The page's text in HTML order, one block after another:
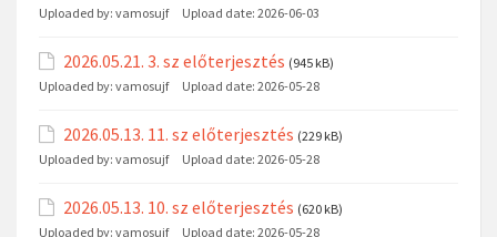
Uploaded by: vamosujf Upload date: 2026-06-03
2026.05.21. 3. sz előterjesztés (945 kB)
Uploaded by: vamosujf Upload date: 2026-05-28
2026.05.13. 11. sz előterjesztés (229 kB)
Uploaded by: vamosujf Upload date: 2026-05-28
2026.05.13. 10. sz előterjesztés (620 kB)
Uploaded by: vamosujf Upload date: 2026-05-28